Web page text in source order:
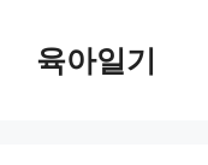
육아일기